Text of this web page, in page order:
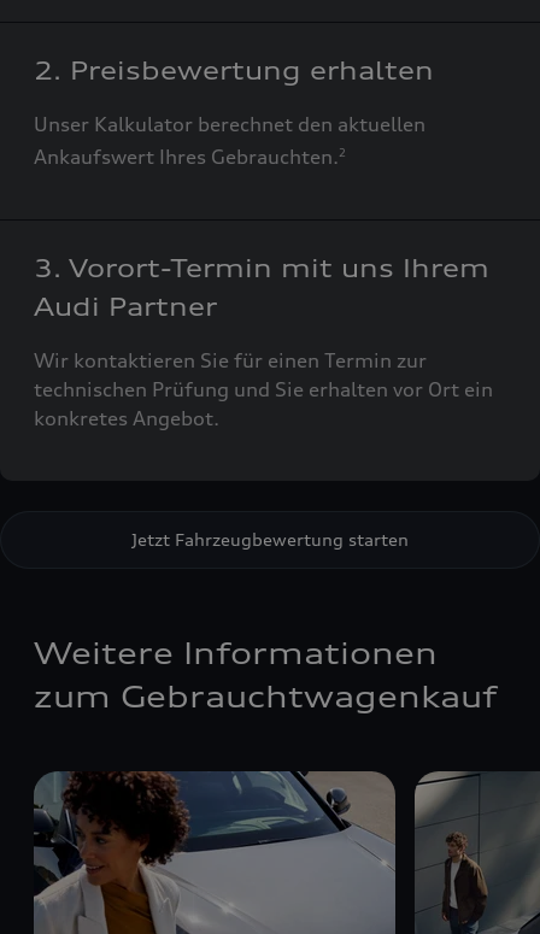
2. Preisbewertung erhalten
Unser Kalkulator berechnet den aktuellen
Ankaufswert Ihres Gebrauchten.2
3. Vorort-Termin mit uns Ihrem
Audi Partner
Wir kontaktieren Sie für einen Termin zur
technischen Prüfung und Sie erhalten vor Ort ein
konkretes Angebot.
Jetzt Fahrzeugbewertung starten
Weitere Informationen
zum Gebrauchtwagenkauf